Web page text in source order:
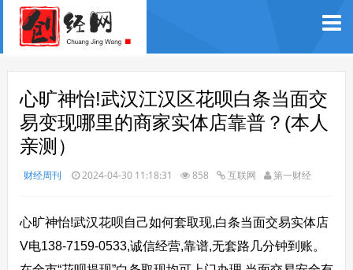
心旷神怡!武汉江汉区花呗白条当面交
易变现哪里的商家实体店靠普？(本人
亲测）
财经周刊 2024-04-30 11:18:31 858 互联网 第一财经
心旷神怡!武汉花呗自己如何套取现,白条当面交易实体店
V电138-7159-0533,诚信经营,靠谱,无套路几分钟到账。